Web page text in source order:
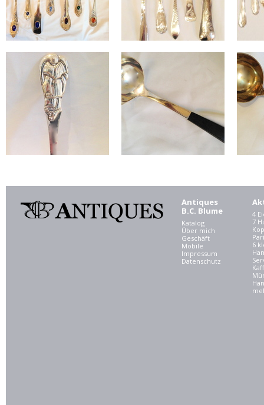
Antiques
B.C. Blume
Katalog
Über mich
Geschäft
Mobile
Impressum
Datenschutz
4
7
6